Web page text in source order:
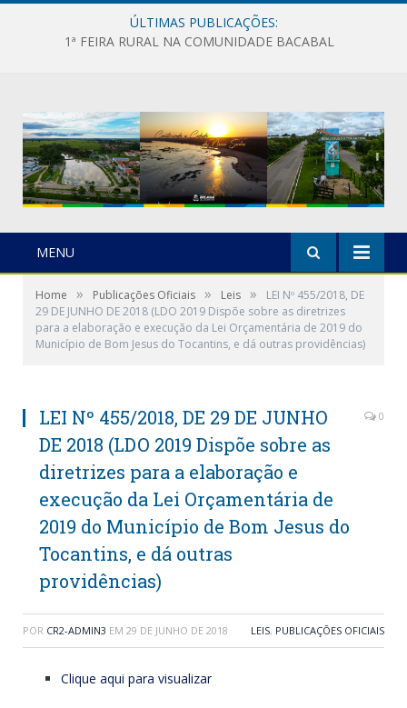
ÚLTIMAS PUBLICAÇÕES:
1ª FEIRA RURAL NA COMUNIDADE BACABAL
MENU
Home » Publicações Oficiais » Leis »
LEI Nº 455/2018, DE
29 DE JUNHO DE 2018 (LDO 2019 Dispõe sobre as diretrizes
para a elaboração e execução da Lei Orçamentária de 2019 do
Município de Bom Jesus do Tocantins, e dá outras providências)
LEI Nº 455/2018, DE 29 DE JUNHO
DE 2018 (LDO 2019 Dispõe sobre as
diretrizes para a elaboração e
execução da Lei Orçamentária de
2019 do Município de Bom Jesus do
Tocantins, e dá outras
providências)
0
POR CR2-ADMIN3 EM 29 DE JUNHO DE 2018 LEIS, PUBLICAÇÕES OFICIAIS
Clique aqui para visualizar